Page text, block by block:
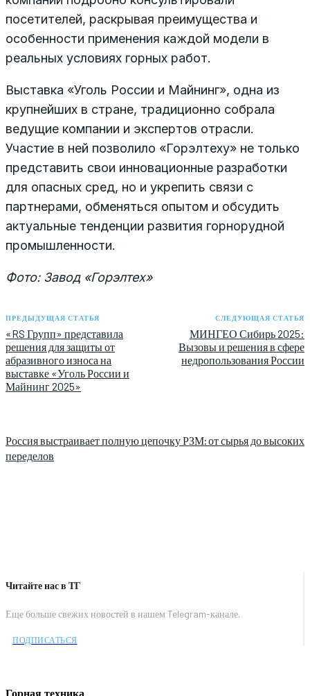
Читайте нас в ТГ
Еще больше свежих новостей в нашем Telegram-канале.
ПОДПИСАТЬСЯ
посетителей, раскрывая преимущества и
особенности применения каждой модели в
реальных условиях горных работ.
Выставка «Уголь России и Майнинг», одна из
крупнейших в стране, традиционно собрала
ведущие компании и экспертов отрасли.
Участие в ней позволило «Горэлтеху» не только
представить свои инновационные разработки
для опасных сред, но и укрепить связи с
партнерами, обменяться опытом и обсудить
актуальные тенденции развития горнорудной
промышленности.
Фото: Завод «Горэлтех»
ПРЕДЫДУЩАЯ СТАТЬЯ
«RS Групп» представила
решения для защиты от
абразивного износа на
выставке «Уголь России и
Майнинг 2025»
СЛЕДУЮЩАЯ СТАТЬЯ
МИНГЕО Сибирь 2025:
Вызовы и решения в сфере
недропользования России
Россия выстраивает полную цепочку РЗМ: от сырья до высоких
переделов